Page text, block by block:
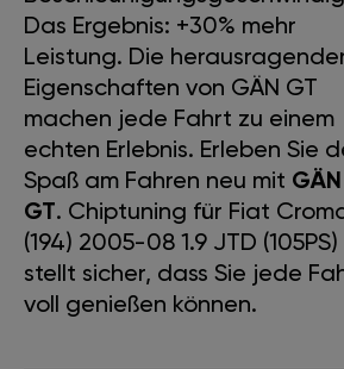
Das Ergebnis: +30% mehr
Leistung. Die
Eigenschaften von GÄN GT
machen jede Fahrt zu einem
echten Erlebnis. Erleben Sie
Spaß am Fahren neu mit GÄN
GT. Chiptuning für Fiat
(194) 2005-08 1.9 JTD (105PS)
stellt sicher, dass Sie jede
voll genießen können.